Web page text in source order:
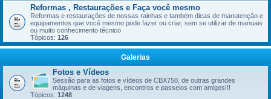
Reformas , Restaurações e Faça você mesmo
Reformas e restaurações de nossas rainhas e também dicas de manutenção e
equipamentos que você mesmo pode fazer ou criar, sem se utilizar de manuais
ou muito conhecimento técnico
Tópicos: 126
Galerias
Fotos e Vídeos
Sessão para as fotos e vídeos de CBX750, de outras grandes
máquinas e de viagens, encontros e passeios com amigos!!!
Tópicos: 1248